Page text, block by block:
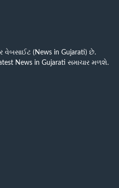
વેબસાઈટ (News in Gujarati) છે.
News in Gujarati સમાચાર મળશે.